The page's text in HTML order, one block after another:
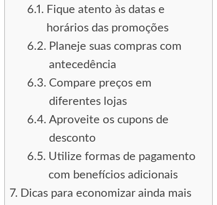
Fique atento às datas e
horários das promoções
Planeje suas compras com
antecedência
Compare preços em
diferentes lojas
Aproveite os cupons de
desconto
Utilize formas de pagamento
com benefícios adicionais
Dicas para economizar ainda mais